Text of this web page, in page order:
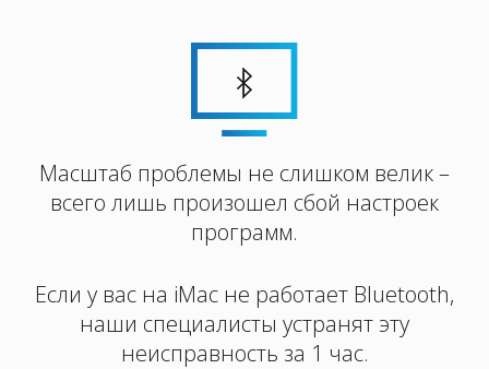
Масштаб проблемы не слишком велик –
всего лишь произошел сбой настроек
программ.
Если у вас на iMac не работает Bluetooth,
наши специалисты устранят эту
неисправность за 1 час.